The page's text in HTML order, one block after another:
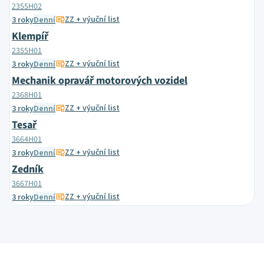
2355H02
3 rokyDenní ZZ + výuční list
Klempíř
2355H01
3 rokyDenní ZZ + výuční list
Mechanik opravář motorových vozidel
2368H01
3 rokyDenní ZZ + výuční list
Tesař
3664H01
3 rokyDenní ZZ + výuční list
Zedník
3667H01
3 rokyDenní ZZ + výuční list